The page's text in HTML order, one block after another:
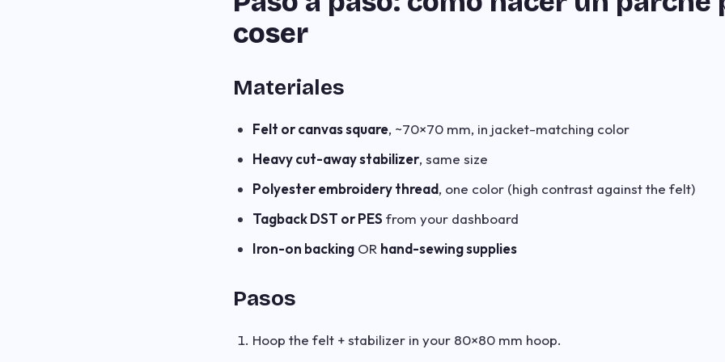
coser
Materiales
Felt or canvas square, ~70×70 mm, in jacket-matching color
Heavy cut-away stabilizer, same size
Polyester embroidery thread, one color (high contrast against the felt)
Tagback DST or PES from your dashboard
Iron-on backing OR hand-sewing supplies
Pasos
Hoop the felt + stabilizer in your 80×80 mm hoop.